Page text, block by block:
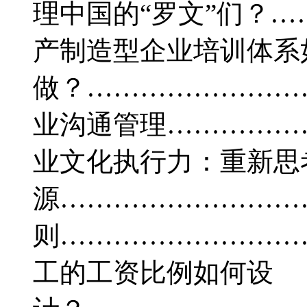
理中国的“罗文”
产制造型企业培训体
做？
业沟通管理
业文化执行力：重新
源
则
工的工资比例如何设